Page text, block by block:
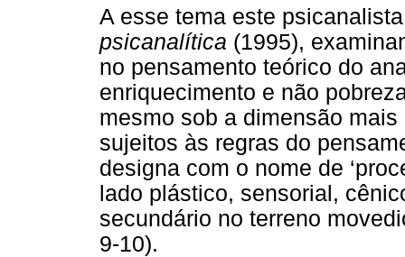
A esse tema este
psicanalítica (1995),
no pensamento teórico do
enriquecimento e não
mesmo sob a dimensão
sujeitos às regras do
designa com o nome de
lado plástico, sensorial,
secundário no terreno
9-10).